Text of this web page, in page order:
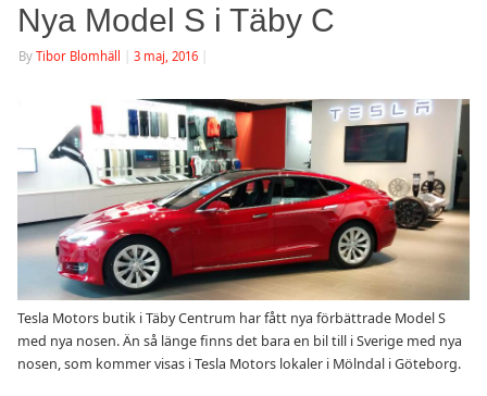
Nya Model S i Täby C
By Tibor Blomhäll 3 maj, 2016
Tesla Motors butik i Täby Centrum har fått nya förbättrade Model S
med nya nosen. Än så länge finns det bara en bil till i Sverige med nya
nosen, som kommer visas i Tesla Motors lokaler i Mölndal i Göteborg.